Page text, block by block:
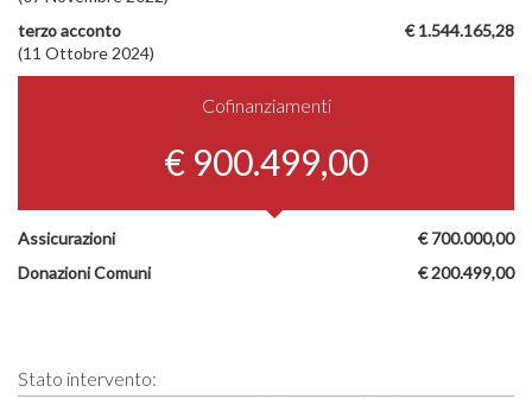
€ 1.544.165,28
terzo acconto
(11 Ottobre 2024)
Cofinanziamenti
€ 900.499,00
€ 700.000,00
Assicurazioni
€ 200.499,00
Donazioni Comuni
Stato intervento: